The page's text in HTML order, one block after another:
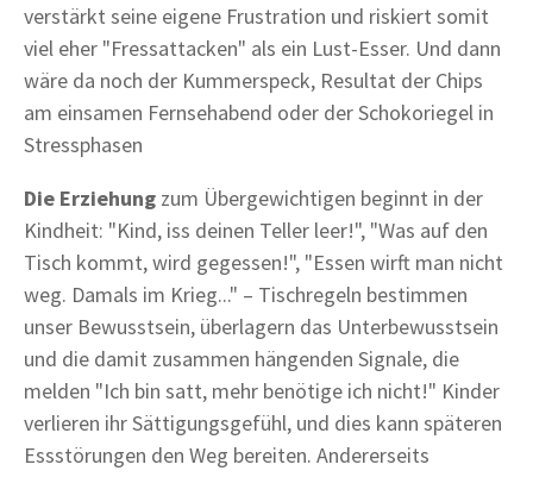
verstärkt seine eigene Frustration und riskiert somit
viel eher "Fressattacken" als ein Lust-Esser. Und dann
wäre da noch der Kummerspeck, Resultat der Chips
am einsamen Fernsehabend oder der Schokoriegel in
Stressphasen
Die Erziehung zum Übergewichtigen beginnt in der
Kindheit: "Kind, iss deinen Teller leer!", "Was auf den
Tisch kommt, wird gegessen!", "Essen wirft man nicht
weg. Damals im Krieg..." – Tischregeln bestimmen
unser Bewusstsein, überlagern das Unterbewusstsein
und die damit zusammen hängenden Signale, die
melden "Ich bin satt, mehr benötige ich nicht!" Kinder
verlieren ihr Sättigungsgefühl, und dies kann späteren
Essstörungen den Weg bereiten. Andererseits